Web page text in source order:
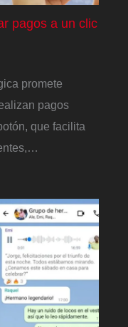
pagos a un clic
promete
pagos
que facilita